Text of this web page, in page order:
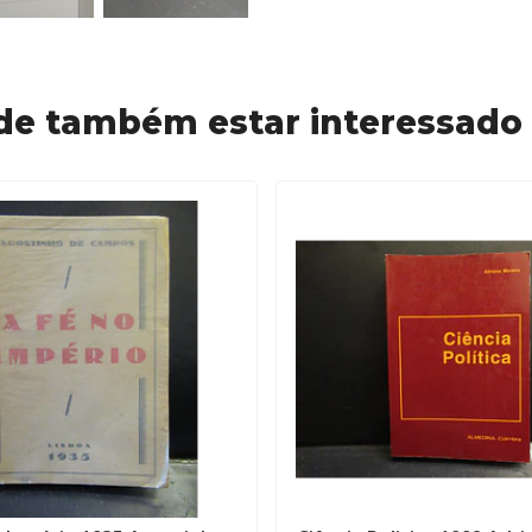
também estar interessado